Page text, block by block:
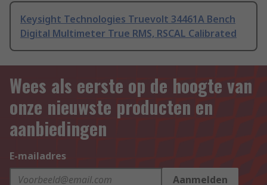
Keysight Technologies Truevolt 34461A Bench
Digital Multimeter True RMS, RSCAL Calibrated
Wees als eerste op de hoogte van
onze nieuwste producten en
aanbiedingen
E-mailadres
Aanmelden